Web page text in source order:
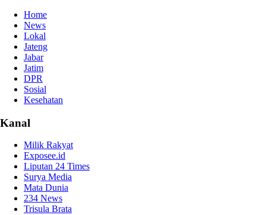
Home
News
Lokal
Jateng
Jabar
Jatim
DPR
Sosial
Kesehatan
Kanal
Milik Rakyat
Exposee.id
Liputan 24 Times
Surya Media
Mata Dunia
234 News
Trisula Brata